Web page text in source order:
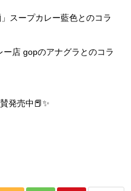
スープカレー藍色とのコラ
店 gopのアナグラとのコラ
発売中📕✨